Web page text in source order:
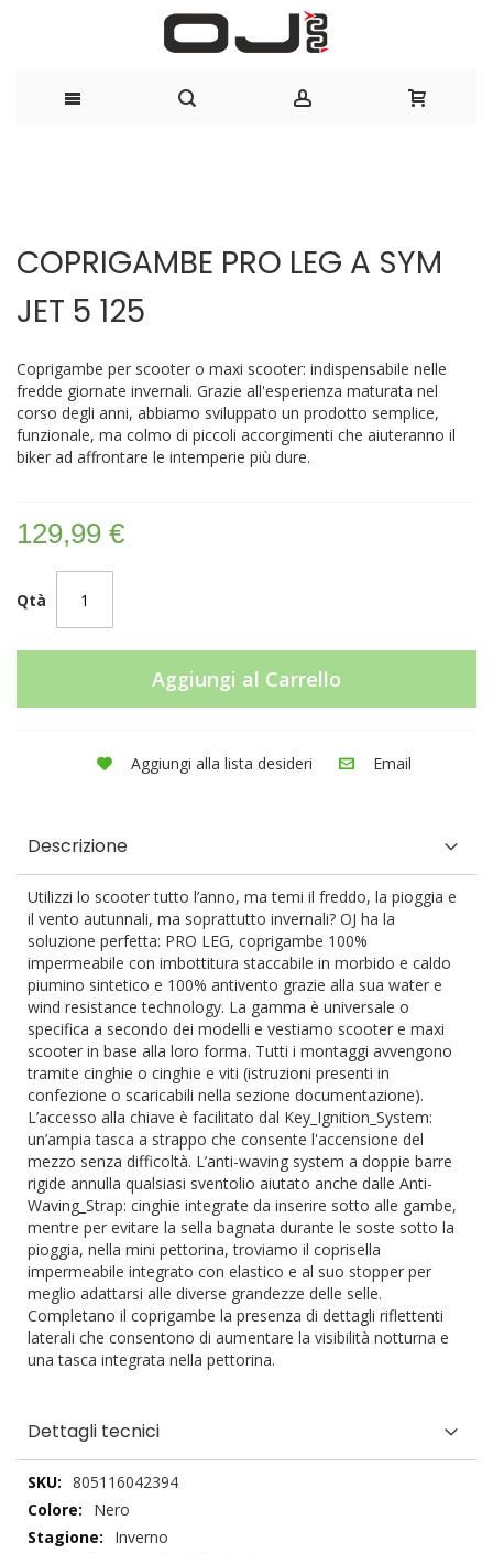
fine
galleria
di
della
di
immagini
COPRIGAMBE PRO LEG A SYM
JET 5 125
Coprigambe per scooter o maxi scooter: indispensabile nelle
fredde giornate invernali. Grazie all'esperienza maturata nel
corso degli anni, abbiamo sviluppato un prodotto semplice,
funzionale, ma colmo di piccoli accorgimenti che aiuteranno il
biker ad affrontare le intemperie più dure.
129,99 €
Qtà
Aggiungi al Carrello
Aggiungi alla lista desideri Email
Descrizione
Utilizzi lo scooter tutto l’anno, ma temi il freddo, la pioggia e
il vento autunnali, ma soprattutto invernali? OJ ha la
soluzione perfetta: PRO LEG, coprigambe 100%
impermeabile con imbottitura staccabile in morbido e caldo
piumino sintetico e 100% antivento grazie alla sua water e
wind resistance technology. La gamma è universale o
specifica a secondo dei modelli e vestiamo scooter e maxi
scooter in base alla loro forma. Tutti i montaggi avvengono
tramite cinghie o cinghie e viti (istruzioni presenti in
confezione o scaricabili nella sezione documentazione).
L’accesso alla chiave è facilitato dal Key_Ignition_System:
un’ampia tasca a strappo che consente l'accensione del
mezzo senza difficoltà. L’anti-waving system a doppie barre
rigide annulla qualsiasi sventolio aiutato anche dalle Anti-
Waving_Strap: cinghie integrate da inserire sotto alle gambe,
mentre per evitare la sella bagnata durante le soste sotto la
pioggia, nella mini pettorina, troviamo il coprisella
impermeabile integrato con elastico e al suo stopper per
meglio adattarsi alle diverse grandezze delle selle.
Completano il coprigambe la presenza di dettagli riflettenti
laterali che consentono di aumentare la visibilità notturna e
una tasca integrata nella pettorina.
Dettagli tecnici
Dettagli
tecnici
805116042394
Nero
Inverno